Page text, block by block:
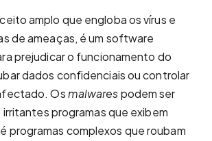
amplo que engloba os vírus e
de ameaças, é um software
prejudicar o funcionamento do
dados confidenciais ou controlar
Osmalwarespodem ser
programas que exibem
programas complexos que roubam